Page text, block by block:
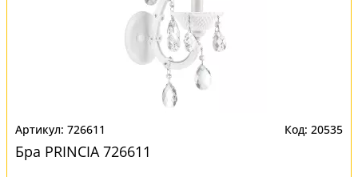
726611 20535
Бра PRINCIA 726611